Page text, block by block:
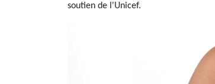
soutien de l'Unicef.